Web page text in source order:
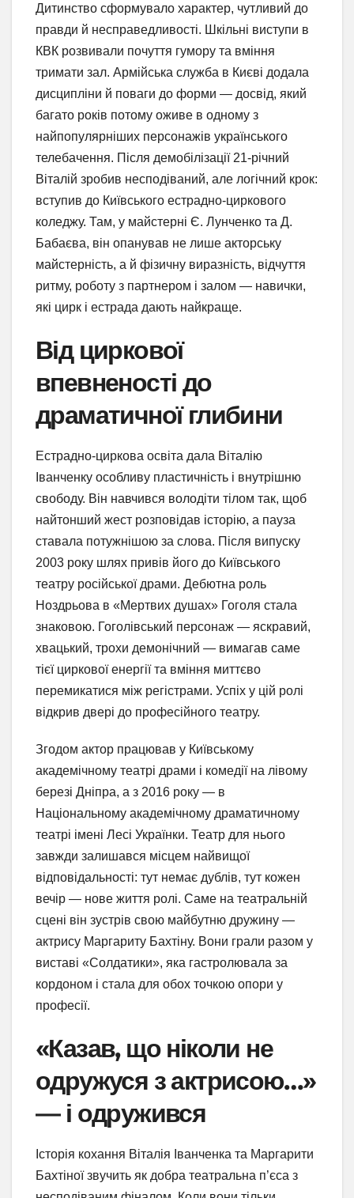
Дитинство сформувало характер, чутливий до
правди й несправедливості. Шкільні виступи в
КВК розвивали почуття гумору та вміння
тримати зал. Армійська служба в Києві додала
дисципліни й поваги до форми — досвід, який
багато років потому оживе в одному з
найпопулярніших персонажів українського
телебачення. Після демобілізації 21-річний
Віталій зробив несподіваний, але логічний крок:
вступив до Київського естрадно-циркового
коледжу. Там, у майстерні Є. Лунченко та Д.
Бабаєва, він опанував не лише акторську
майстерність, а й фізичну виразність, відчуття
ритму, роботу з партнером і залом — навички,
які цирк і естрада дають найкраще.
Від циркової
впевненості до
драматичної глибини
Естрадно-циркова освіта дала Віталію
Іванченку особливу пластичність і внутрішню
свободу. Він навчився володіти тілом так, щоб
найтонший жест розповідав історію, а пауза
ставала потужнішою за слова. Після випуску
2003 року шлях привів його до Київського
театру російської драми. Дебютна роль
Ноздрьова в «Мертвих душах» Гоголя стала
знаковою. Гоголівський персонаж — яскравий,
хвацький, трохи демонічний — вимагав саме
тієї циркової енергії та вміння миттєво
перемикатися між регістрами. Успіх у цій ролі
відкрив двері до професійного театру.
Згодом актор працював у Київському
академічному театрі драми і комедії на лівому
березі Дніпра, а з 2016 року — в
Національному академічному драматичному
театрі імені Лесі Українки. Театр для нього
завжди залишався місцем найвищої
відповідальності: тут немає дублів, тут кожен
вечір — нове життя ролі. Саме на театральній
сцені він зустрів свою майбутню дружину —
актрису Маргариту Бахтіну. Вони грали разом у
виставі «Солдатики», яка гастролювала за
кордоном і стала для обох точкою опори у
професії.
«Казав, що ніколи не
одружуся з актрисою…»
— і одружився
Історія кохання Віталія Іванченка та Маргарити
Бахтіної звучить як добра театральна п’єса з